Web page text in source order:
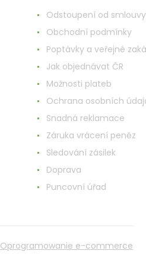
Odstoupení od smlouvy
Obchodní podmínky
Poptávky a veřejné
Jak objednávat ČR
Možnosti plateb
Ochrana osobních
Snadná reklamace
Záruka vrácení peněz
Sledování zásilek
Doprava
Puncovní úřad
Oprogramowanie e-commerce